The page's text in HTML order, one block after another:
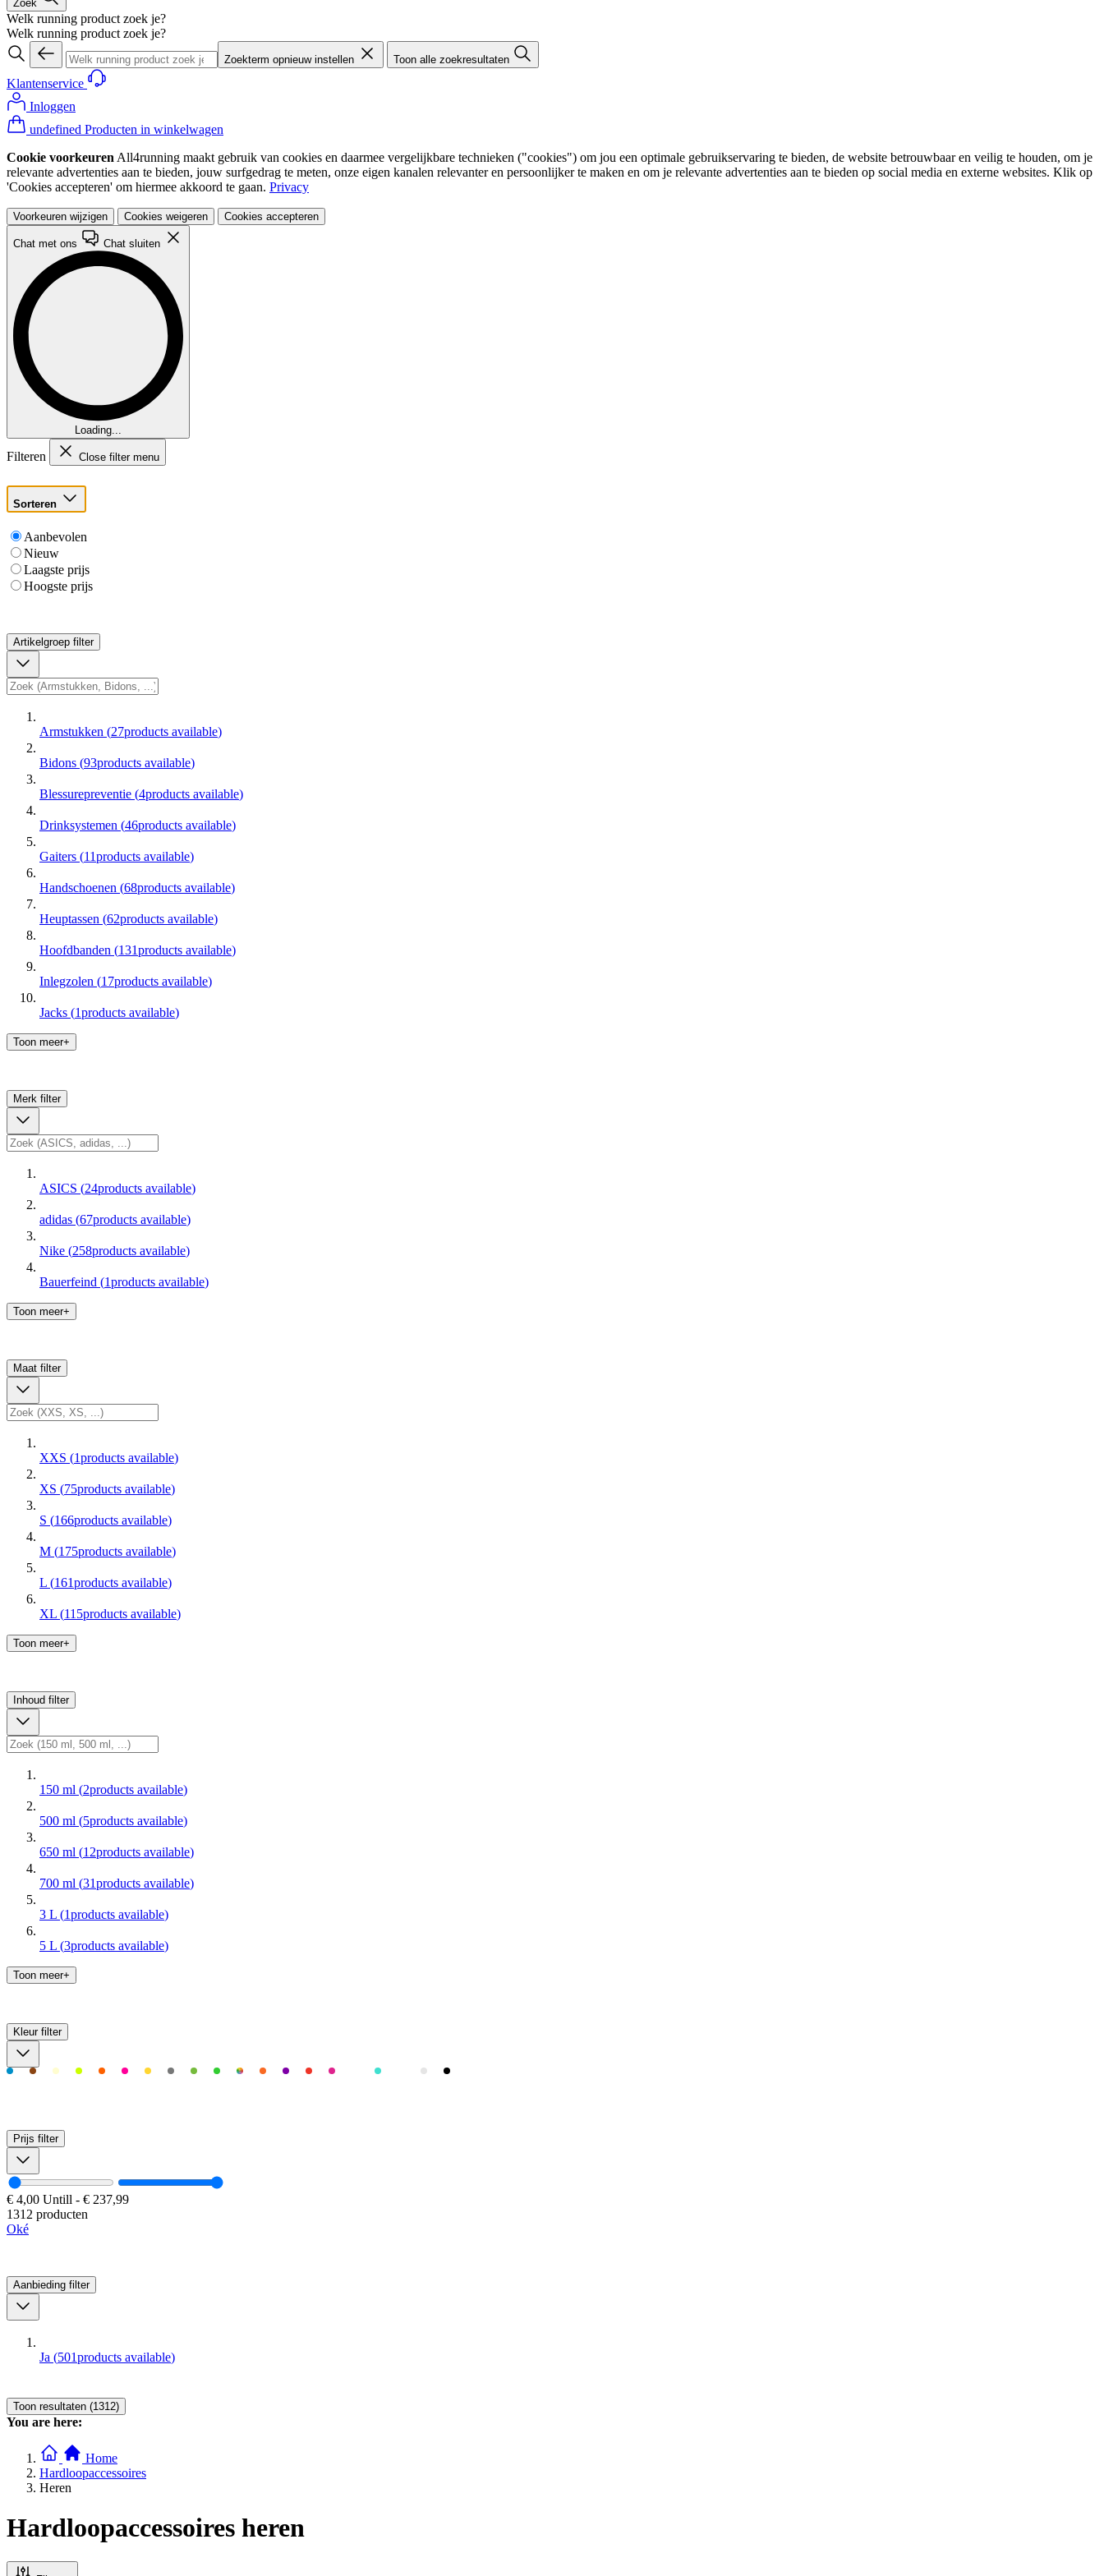
Zoek
Welk running product zoek je?
Welk running product zoek je?
Zoekterm opnieuw instellen Toon alle zoekresultaten
Klantenservice
Inloggen
undefined Producten in winkelwagen
Cookie voorkeuren All4running maakt gebruik van cookies en daarmee vergelijkbare technieken ("cookies") om jou een optimale gebruikservaring te bieden, de website betrouwbaar en veilig te houden, om je
relevante advertenties aan te bieden, jouw surfgedrag te meten, onze eigen kanalen relevanter en persoonlijker te maken en om je relevante advertenties aan te bieden op social media en externe websites. Klik op
'Cookies accepteren' om hiermee akkoord te gaan. Privacy
Voorkeuren wijzigen Cookies weigeren Cookies accepteren
Chat met ons Chat sluiten
Loading...
Filteren Close filter menu
Sorteren
Aanbevolen
Nieuw
Laagste prijs
Hoogste prijs
Artikelgroep filter
Armstukken (27products available)
Bidons (93products available)
Blessurepreventie (4products available)
Drinksystemen (46products available)
Gaiters (11products available)
Handschoenen (68products available)
Heuptassen (62products available)
Hoofdbanden (131products available)
Inlegzolen (17products available)
Jacks (1products available)
Toon meer+
Merk filter
ASICS (24products available)
adidas (67products available)
Nike (258products available)
Bauerfeind (1products available)
Toon meer+
Maat filter
XXS (1products available)
XS (75products available)
S (166products available)
M (175products available)
L (161products available)
XL (115products available)
Toon meer+
Inhoud filter
150 ml (2products available)
500 ml (5products available)
650 ml (12products available)
700 ml (31products available)
3 L (1products available)
5 L (3products available)
Toon meer+
Kleur filter
Prijs filter
€ 4,00 Untill - € 237,99
1312 producten
Oké
Aanbieding filter
Ja (501products available)
Toon resultaten (1312)
You are here:
Home
Hardloopaccessoires
Heren
Hardloopaccessoires heren